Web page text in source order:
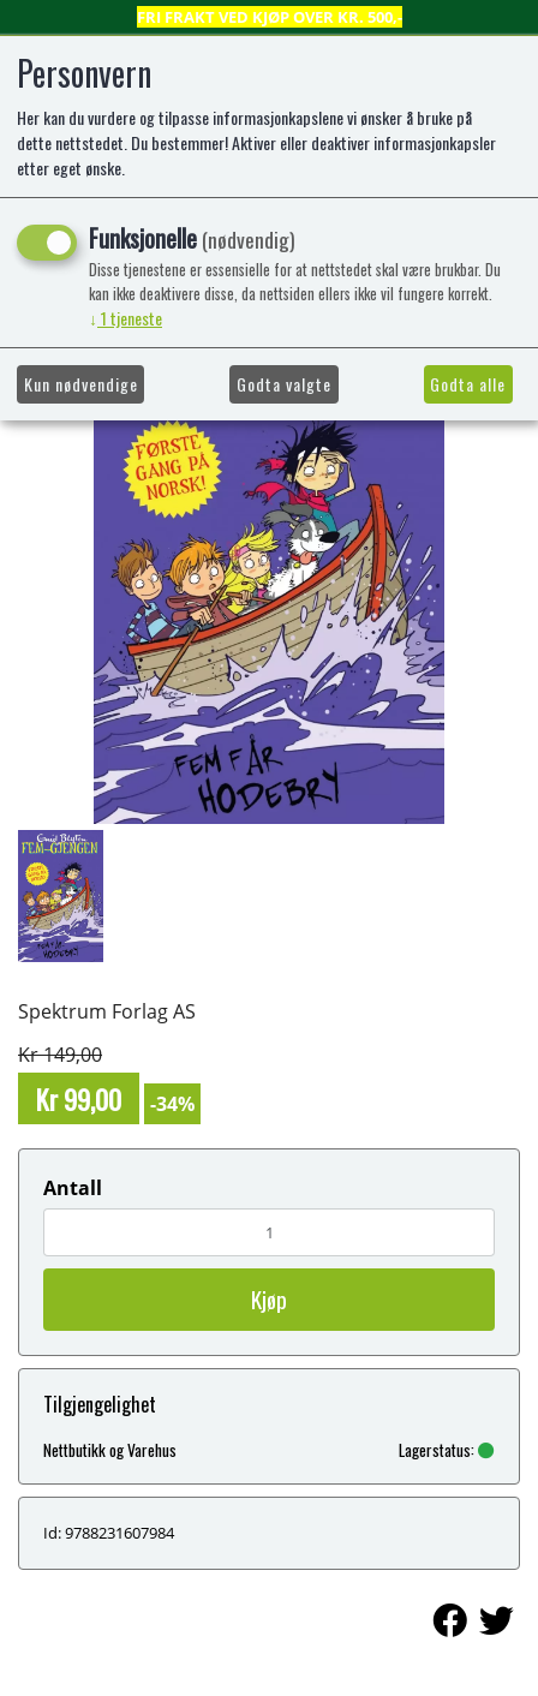
FRI FRAKT VED KJØP OVER KR. 500,-
0
Fem-gjengen: Fem får hodebry
Enid Blyton - Innbundet norsk
Kampanje -34%
Spektrum Forlag AS
Kr 149,00
Kr 99,00 -34%
Antall
Kjøp
Tilgjengelighet
Nettbutikk og Varehus Lagerstatus:
Id: 9788231607984
Personvern
Her kan du vurdere og tilpasse informasjonkapslene vi ønsker å bruke på
dette nettstedet. Du bestemmer! Aktiver eller deaktiver informasjonkapsler
etter eget ønske.
Funksjonelle(nødvendig)
Disse tjenestene er essensielle for at nettstedet skal være brukbar. Du
kan ikke deaktivere disse, da nettsiden ellers ikke vil fungere korrekt.
↓ 1tjeneste
Kun nødvendige Godta valgte Godta alle